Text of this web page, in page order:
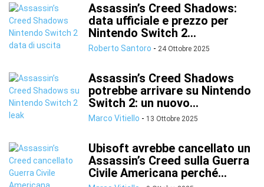
Assassin’s Creed Shadows:
data ufficiale e prezzo per
Nintendo Switch 2...
Roberto Santoro - 24 Ottobre 2025
Assassin’s Creed Shadows
potrebbe arrivare su Nintendo
Switch 2: un nuovo...
Marco Vitiello - 13 Ottobre 2025
Ubisoft avrebbe cancellato un
Assassin’s Creed sulla Guerra
Civile Americana perché...